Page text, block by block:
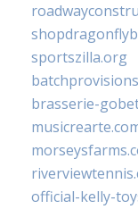
sportszilla.org
brasserie-
official-kelly-